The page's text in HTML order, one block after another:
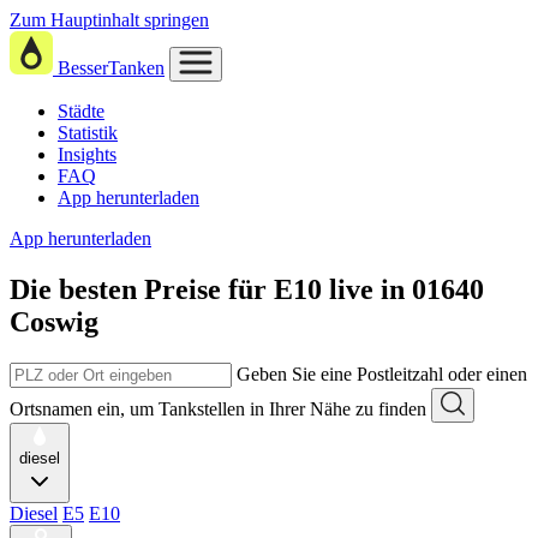
Zum Hauptinhalt springen
BesserTanken
Städte
Statistik
Insights
FAQ
App herunterladen
App herunterladen
Die besten Preise für E10 live in 01640
Coswig
Geben Sie eine Postleitzahl oder einen
Ortsnamen ein, um Tankstellen in Ihrer Nähe zu finden
diesel
Diesel E5 E10